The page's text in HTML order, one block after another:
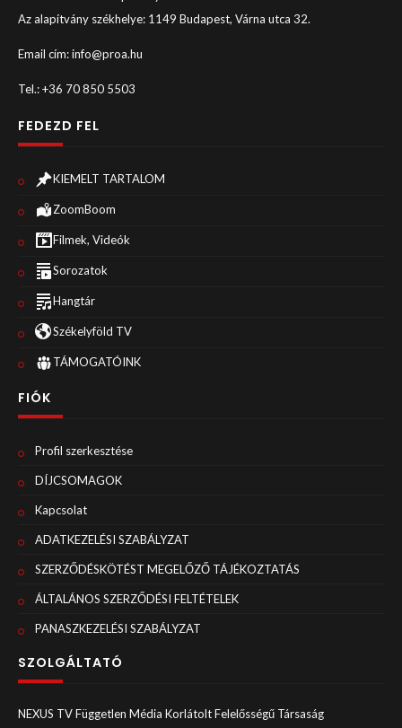
Az alapítvány székhelye: 1149 Budapest, Várna utca 32.
Email cím: info@proa.hu
Tel.: +36 70 850 5503
FEDEZD FEL
KIEMELT TARTALOM
ZoomBoom
Filmek, Videók
Sorozatok
Hangtár
Székelyföld TV
TÁMOGATÓINK
FIÓK
Profil szerkesztése
DÍJCSOMAGOK
Kapcsolat
ADATKEZELÉSI SZABÁLYZAT
SZERZŐDÉSKÖTÉST MEGELŐZŐ TÁJÉKOZTATÁS
ÁLTALÁNOS SZERZŐDÉSI FELTÉTELEK
PANASZKEZELÉSI SZABÁLYZAT
SZOLGÁLTATÓ
NEXUS TV Független Média Korlátolt Felelősségű Társaság